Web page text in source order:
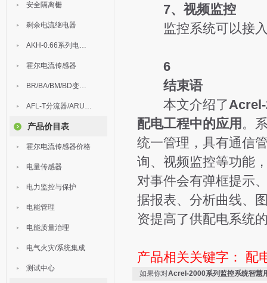
安全隔离栅
剩余电流继电器
AKH-0.66系列电流互感器
霍尔电流传感器
BR/BA/BM/BD变送器
AFL-T分流器/ARU浪涌保护器
产品价目表
霍尔电流传感器价格
电量传感器
电力监控与保护
电能管理
电能质量治理
电气火灾/系统集成
测试中心
7、视频监控
监控系统可以接入
6
结束语
本文介绍了Acrel-
配电工程中的应用 。
统一管理，具有通信
询、视频监控等功能
对事件会有弹框提示
据报表、分析曲线、
资提高了供配电系统
产品相关关键字： 配
如果你对Acrel-2000系列监控系统智慧